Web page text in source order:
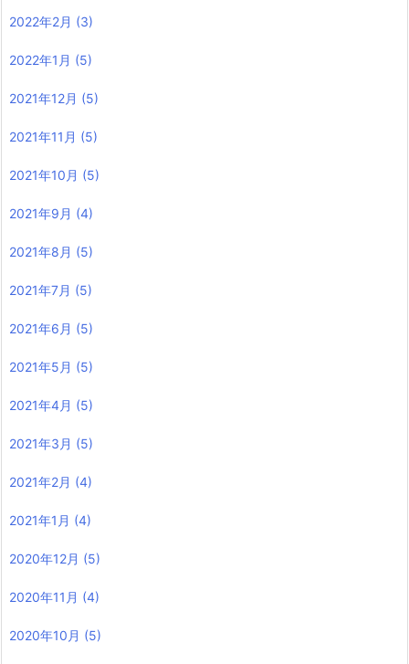
2022年2月 (3)
2022年1月 (5)
2021年12月 (5)
2021年11月 (5)
2021年10月 (5)
2021年9月 (4)
2021年8月 (5)
2021年7月 (5)
2021年6月 (5)
2021年5月 (5)
2021年4月 (5)
2021年3月 (5)
2021年2月 (4)
2021年1月 (4)
2020年12月 (5)
2020年11月 (4)
2020年10月 (5)